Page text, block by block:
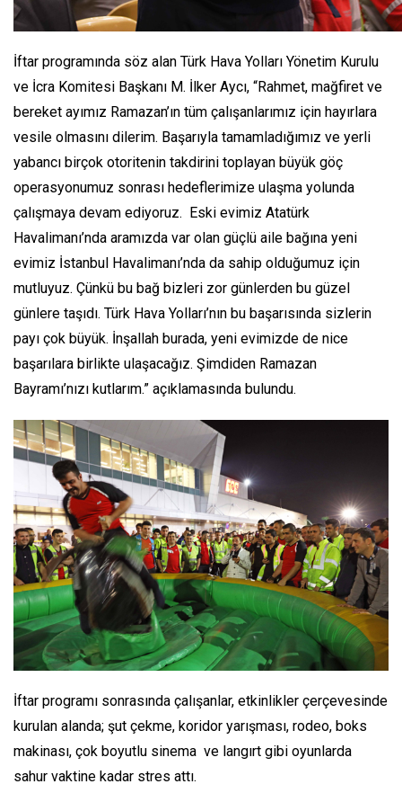
İftar programında söz alan Türk Hava Yolları Yönetim Kurulu
ve İcra Komitesi Başkanı M. İlker Aycı, “Rahmet, mağfiret ve
bereket ayımız Ramazan’ın tüm çalışanlarımız için hayırlara
vesile olmasını dilerim. Başarıyla tamamladığımız ve yerli
yabancı birçok otoritenin takdirini toplayan büyük göç
operasyonumuz sonrası hedeflerimize ulaşma yolunda
çalışmaya devam ediyoruz. Eski evimiz Atatürk
Havalimanı’nda aramızda var olan güçlü aile bağına yeni
evimiz İstanbul Havalimanı’nda da sahip olduğumuz için
mutluyuz. Çünkü bu bağ bizleri zor günlerden bu güzel
günlere taşıdı. Türk Hava Yolları’nın bu başarısında sizlerin
payı çok büyük. İnşallah burada, yeni evimizde de nice
başarılara birlikte ulaşacağız. Şimdiden Ramazan
Bayramı’nızı kutlarım.” açıklamasında bulundu.
İftar programı sonrasında çalışanlar, etkinlikler çerçevesinde
kurulan alanda; şut çekme, koridor yarışması, rodeo, boks
makinası, çok boyutlu sinema ve langırt gibi oyunlarda
sahur vaktine kadar stres attı.